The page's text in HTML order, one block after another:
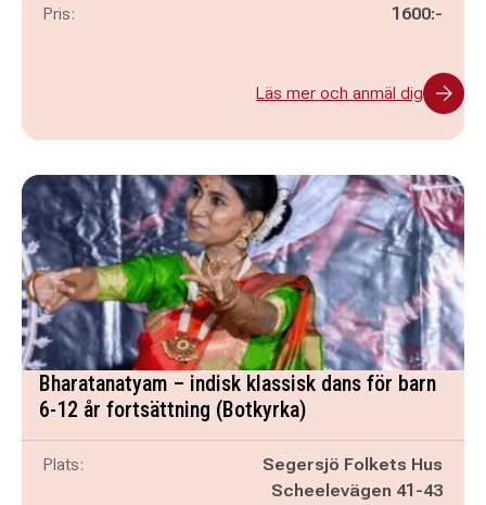
Pris: 1600:-
Läs mer och anmäl dig
Bharatanatyam – indisk klassisk dans för barn
6-12 år fortsättning (Botkyrka)
Plats:
Segersjö Folkets Hus
Scheelevägen 41-43